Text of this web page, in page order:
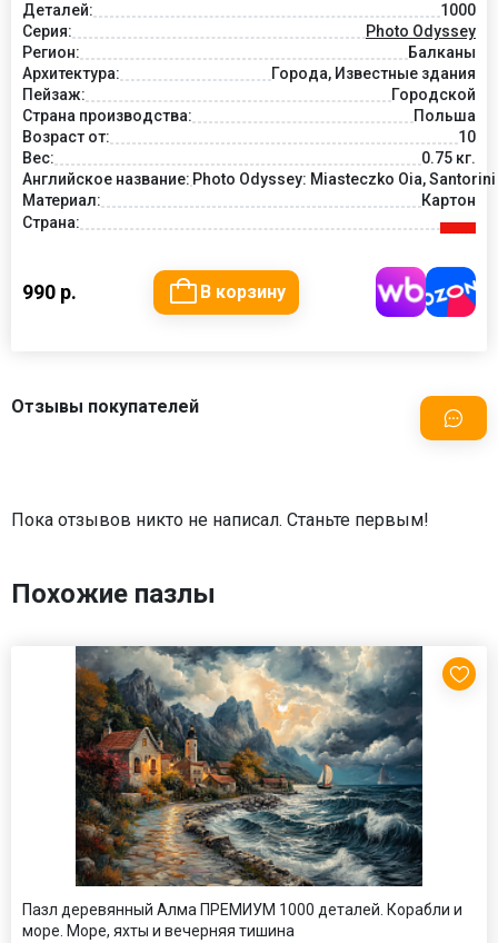
Деталей:
1000
Серия:
Photo Odyssey
Регион:
Балканы
Архитектура:
Города, Известные здания
Пейзаж:
Городской
Страна производства:
Польша
Возраст от:
10
Вес:
0.75 кг.
Английское название: Photo Odyssey: Miasteczko Oia, Santorini
Материал:
Картон
Страна:
990 р. В корзину
Отзывы покупателей
Пока отзывов никто не написал. Станьте первым!
Похожие пазлы
Пазл деревянный Алма ПРЕМИУМ 1000 деталей. Корабли и
море. Море, яхты и вечерняя тишина